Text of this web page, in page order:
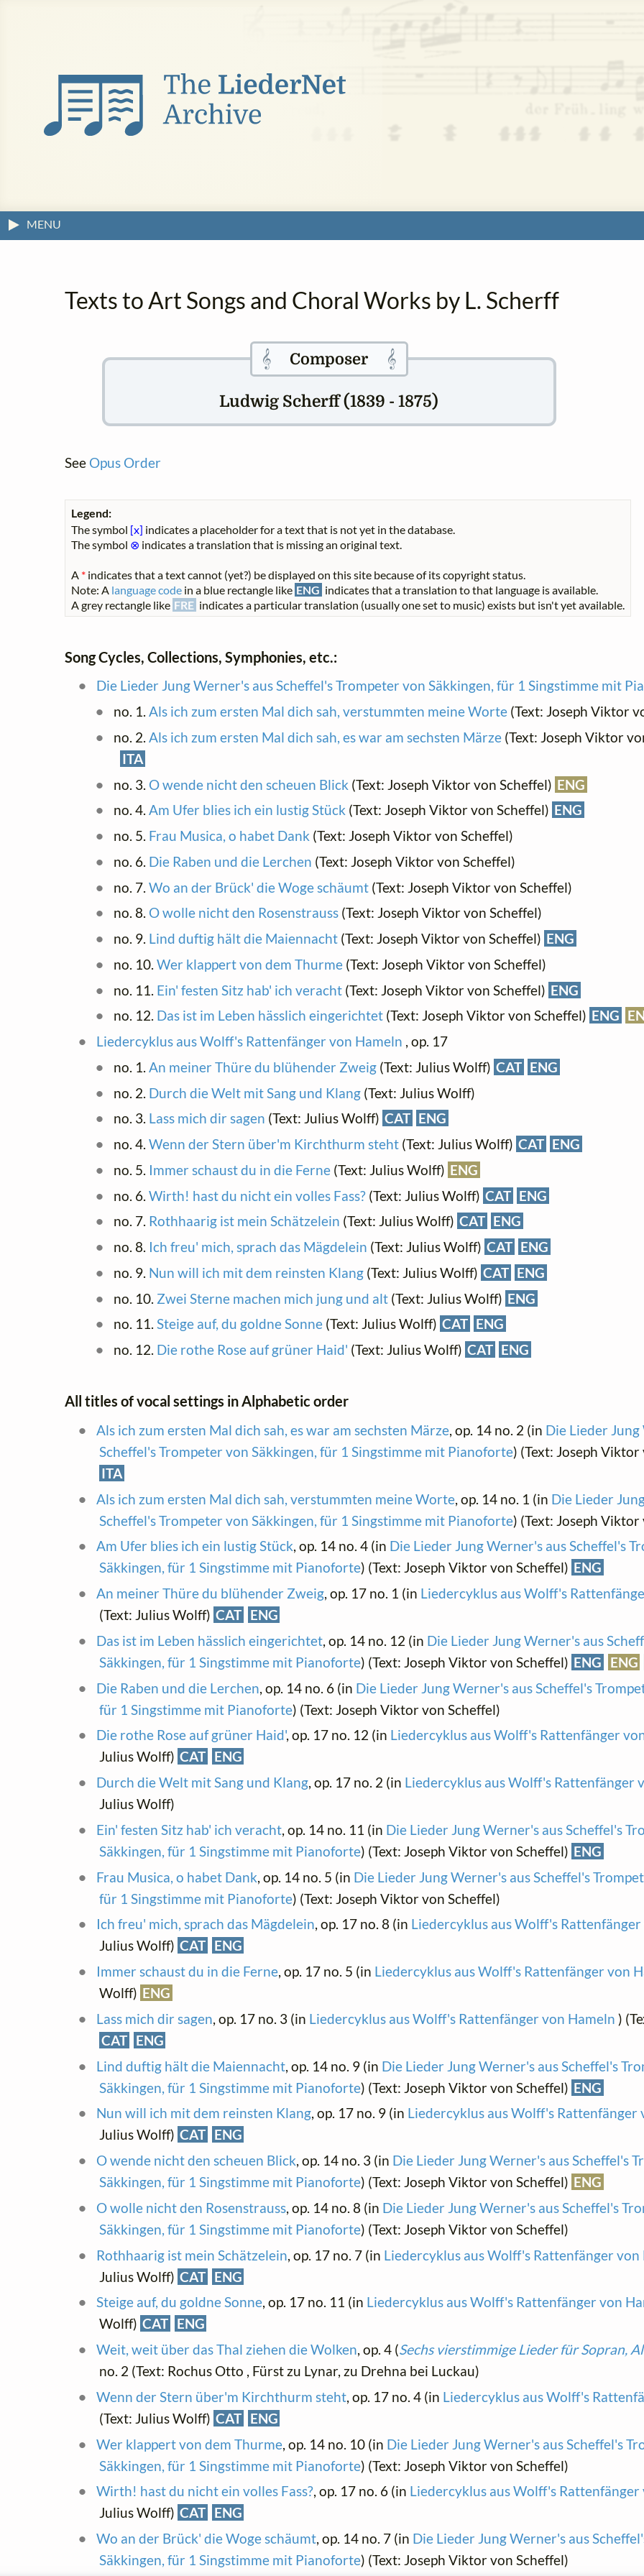
MENU
Texts to Art Songs and Choral Works by L. Scherff
𝄞 Composer 𝄞
Ludwig Scherff (1839 - 1875)
See Opus Order
Legend:
The symbol [x] indicates a placeholder for a text that is not yet in the database.
The symbol ⊗ indicates a translation that is missing an original text.
A * indicates that a text cannot (yet?) be displayed on this site because of its copyright status.
Note: A language code in a blue rectangle like ENG indicates that a translation to that language is available.
A grey rectangle like FRE indicates a particular translation (usually one set to music) exists but isn't yet available.
Song Cycles, Collections, Symphonies, etc.:
Die Lieder Jung Werner's aus Scheffel's Trompeter von Säkkingen, für 1 Singstimme mit
no. 1. Als ich zum ersten Mal dich sah, verstummten meine Worte(Text: Joseph Viktor
no. 2. Als ich zum ersten Mal dich sah, es war am sechsten Märze(Text: Joseph Viktor
ITA
no. 3. O wende nicht den scheuen Blick (Text: Joseph Viktor von Scheffel) ENG
no. 4. Am Ufer blies ich ein lustig Stück (Text: Joseph Viktor von Scheffel) ENG
no. 5. Frau Musica, o habet Dank (Text: Joseph Viktor von Scheffel)
no. 6. Die Raben und die Lerchen (Text: Joseph Viktor von Scheffel)
no. 7. Wo an der Brück' die Woge schäumt(Text: Joseph Viktor von Scheffel)
no. 8. O wolle nicht den Rosenstrauss(Text: Joseph Viktor von Scheffel)
no. 9. Lind duftig hält die Maiennacht(Text: Joseph Viktor von Scheffel) ENG
no. 10. Wer klappert von dem Thurme(Text: Joseph Viktor von Scheffel)
no. 11. Ein' festen Sitz hab' ich veracht(Text: Joseph Viktor von Scheffel) ENG
no. 12. Das ist im Leben hässlich eingerichtet(Text: Joseph Viktor von Scheffel) ENG
Liedercyklus aus Wolff's Rattenfänger von Hameln , op. 17
no. 1. An meiner Thüre du blühender Zweig(Text: Julius Wolff) CAT ENG
no. 2. Durch die Welt mit Sang und Klang(Text: Julius Wolff)
no. 3. Lass mich dir sagen (Text: Julius Wolff) CAT ENG
no. 4. Wenn der Stern über'm Kirchthurm steht(Text: Julius Wolff) CAT ENG
no. 5. Immer schaust du in die Ferne(Text: Julius Wolff) ENG
no. 6. Wirth! hast du nicht ein volles Fass?(Text: Julius Wolff) CAT ENG
no. 7. Rothhaarig ist mein Schätzelein (Text: Julius Wolff) CAT ENG
no. 8. Ich freu' mich, sprach das Mägdelein (Text: Julius Wolff) CAT ENG
no. 9. Nun will ich mit dem reinsten Klang(Text: Julius Wolff) CAT ENG
no. 10. Zwei Sterne machen mich jung und alt(Text: Julius Wolff) ENG
no. 11. Steige auf, du goldne Sonne(Text: Julius Wolff) CAT ENG
no. 12. Die rothe Rose auf grüner Haid' (Text: Julius Wolff) CAT ENG
All titles of vocal settings in Alphabetic order
Als ich zum ersten Mal dich sah, es war am sechsten Märze, op. 14 no. 2 (in Die Lieder
Scheffel's Trompeter von Säkkingen, für 1 Singstimme mit Pianoforte) (Text: Joseph Viktor
ITA
Als ich zum ersten Mal dich sah, verstummten meine Worte, op. 14 no. 1 (in Die Lieder
Scheffel's Trompeter von Säkkingen, für 1 Singstimme mit Pianoforte) (Text: Joseph Viktor
Am Ufer blies ich ein lustig Stück, op. 14 no. 4 (in Die Lieder Jung Werner's aus Scheffel's
Säkkingen, für 1 Singstimme mit Pianoforte) (Text: Joseph Viktor von Scheffel) ENG
An meiner Thüre du blühender Zweig, op. 17 no. 1 (in Liedercyklus aus Wolff's
(Text: Julius Wolff) CAT ENG
Das ist im Leben hässlich eingerichtet, op. 14 no. 12 (in Die Lieder Jung Werner's aus
Säkkingen, für 1 Singstimme mit Pianoforte) (Text: Joseph Viktor von Scheffel) ENG ENG
Die Raben und die Lerchen, op. 14 no. 6 (in Die Lieder Jung Werner's aus Scheffel's
für 1 Singstimme mit Pianoforte) (Text: Joseph Viktor von Scheffel)
Die rothe Rose auf grüner Haid', op. 17 no. 12 (in Liedercyklus aus Wolff's Rattenfänger
Julius Wolff) CAT ENG
Durch die Welt mit Sang und Klang, op. 17 no. 2 (in Liedercyklus aus Wolff's Rattenfänger
Julius Wolff)
Ein' festen Sitz hab' ich veracht, op. 14 no. 11 (in Die Lieder Jung Werner's aus Scheffel's
Säkkingen, für 1 Singstimme mit Pianoforte) (Text: Joseph Viktor von Scheffel) ENG
Frau Musica, o habet Dank, op. 14 no. 5 (in Die Lieder Jung Werner's aus Scheffel's
für 1 Singstimme mit Pianoforte) (Text: Joseph Viktor von Scheffel)
Ich freu' mich, sprach das Mägdelein, op. 17 no. 8 (in Liedercyklus aus Wolff's
Julius Wolff) CAT ENG
Immer schaust du in die Ferne, op. 17 no. 5 (in Liedercyklus aus Wolff's Rattenfänger von
Wolff) ENG
Lass mich dir sagen, op. 17 no. 3 (in Liedercyklus aus Wolff's Rattenfänger von Hameln )
CAT ENG
Lind duftig hält die Maiennacht, op. 14 no. 9 (in Die Lieder Jung Werner's aus Scheffel's
Säkkingen, für 1 Singstimme mit Pianoforte) (Text: Joseph Viktor von Scheffel) ENG
Nun will ich mit dem reinsten Klang, op. 17 no. 9 (in Liedercyklus aus Wolff's Rattenfänger
Julius Wolff) CAT ENG
O wende nicht den scheuen Blick, op. 14 no. 3 (in Die Lieder Jung Werner's aus Scheffel's
Säkkingen, für 1 Singstimme mit Pianoforte) (Text: Joseph Viktor von Scheffel) ENG
O wolle nicht den Rosenstrauss, op. 14 no. 8 (in Die Lieder Jung Werner's aus Scheffel's
Säkkingen, für 1 Singstimme mit Pianoforte) (Text: Joseph Viktor von Scheffel)
Rothhaarig ist mein Schätzelein, op. 17 no. 7 (in Liedercyklus aus Wolff's Rattenfänger von
Julius Wolff) CAT ENG
Steige auf, du goldne Sonne, op. 17 no. 11 (in Liedercyklus aus Wolff's Rattenfänger von
Wolff) CAT ENG
Weit, weit über das Thal ziehen die Wolken, op. 4 (Sechs vierstimmige Lieder für Sopran,
no. 2 (Text: Rochus Otto , Fürst zu Lynar, zu Drehna bei Luckau)
Wenn der Stern über'm Kirchthurm steht, op. 17 no. 4 (in Liedercyklus aus Wolff's
(Text: Julius Wolff) CAT ENG
Wer klappert von dem Thurme, op. 14 no. 10 (in Die Lieder Jung Werner's aus Scheffel's
Säkkingen, für 1 Singstimme mit Pianoforte) (Text: Joseph Viktor von Scheffel)
Wirth! hast du nicht ein volles Fass?, op. 17 no. 6 (in Liedercyklus aus Wolff's Rattenfänger
Julius Wolff) CAT ENG
Wo an der Brück' die Woge schäumt, op. 14 no. 7 (in Die Lieder Jung Werner's aus
Säkkingen, für 1 Singstimme mit Pianoforte) (Text: Joseph Viktor von Scheffel)